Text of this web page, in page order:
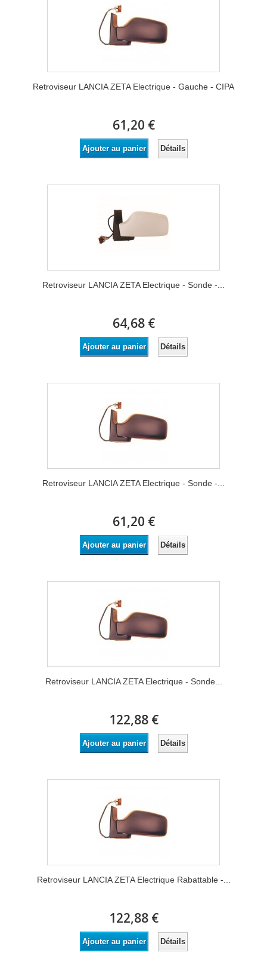
Retroviseur LANCIA ZETA Electrique - Gauche - CIPA
61,20 €
Ajouter au panier Détails
Retroviseur LANCIA ZETA Electrique - Sonde -...
64,68 €
Ajouter au panier Détails
Retroviseur LANCIA ZETA Electrique - Sonde -...
61,20 €
Ajouter au panier Détails
Retroviseur LANCIA ZETA Electrique - Sonde...
122,88 €
Ajouter au panier Détails
Retroviseur LANCIA ZETA Electrique Rabattable -...
122,88 €
Ajouter au panier Détails